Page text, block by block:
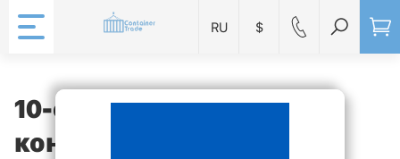
RU $
10-футовые морские
контейнеры –